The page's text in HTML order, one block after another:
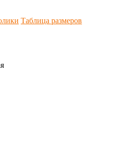
Таблица размеров